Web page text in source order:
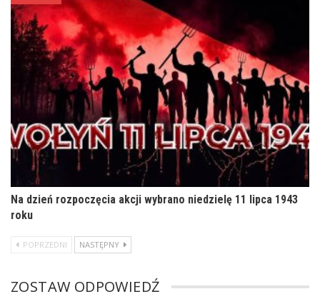
Na dzień rozpoczęcia akcji wybrano niedzielę 11 lipca 1943
roku
POPRZEDNI NASTĘPNY
ZOSTAW ODPOWIEDŹ